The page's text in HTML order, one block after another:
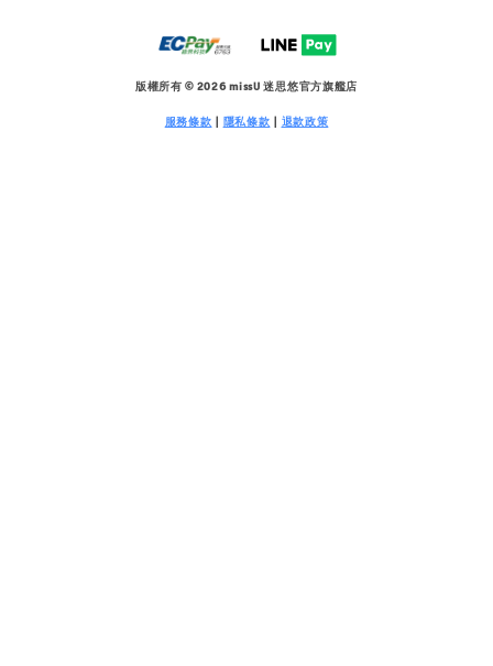
版權所有 © 2026 missU 迷思悠官方旗艦店
服務條款 | 隱私條款 | 退款政策